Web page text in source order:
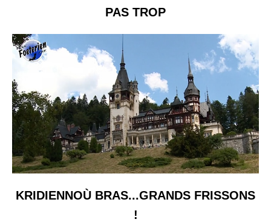
PAS TROP
KRIDIENNOÙ BRAS...GRANDS FRISSONS
!